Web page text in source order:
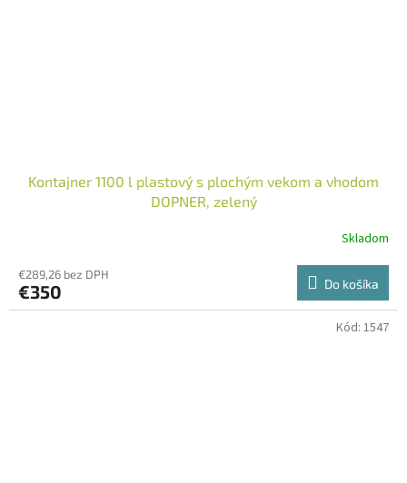
Kontajner 1100 l plastový s plochým vekom a vhodom
DOPNER, zelený
Skladom
€289,26 bez DPH
€350 Do košíka
Kód: 1547